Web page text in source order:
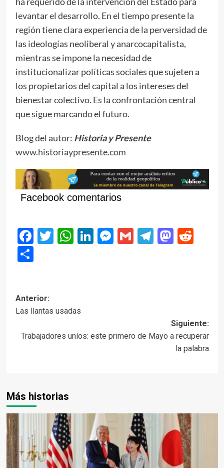
levantar el desarrollo. En el tiempo presente la
región tiene clara experiencia de la perversidad de
las ideologías neoliberal y anarcocapitalista,
mientras se impone la necesidad de
institucionalizar políticas sociales que sujeten a
los propietarios del capital a los intereses del
bienestar colectivo. Es la confrontación central
que sigue marcando el futuro.
Blog del autor: Historia y Presente
www.historiaypresente.com
Facebook comentarios
Facebook
Twitter
WhatsApp
LinkedIn
Messenger
GmailTelegram
Compartir
Navegación
de
entradas
Anterior:
Las llantas usadas
Siguiente:
Trabajadores uníos: este primero de Mayo a recuperar
la palabra
Más historias